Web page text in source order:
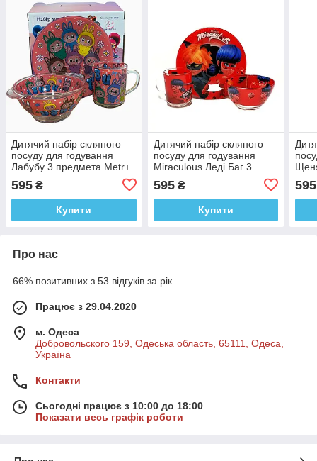
Дитячий набір скляного
посуду для годування
Лабубу 3 предмета Metr+
595 ₴
Купити
Дитячий набір скляного
посуду для годування
Miraculous Леді Баг 3
595₴
Купити
595
Про нас
66% позитивних з 53 відгуків за рік
Працює з 29.04.2020
м. Одеса
Добровольского 159, Одеська область, 65111, Одеса,
Україна
Контакти
Сьогодні працює з 10:00 до 18:00
Показати весь графік роботи